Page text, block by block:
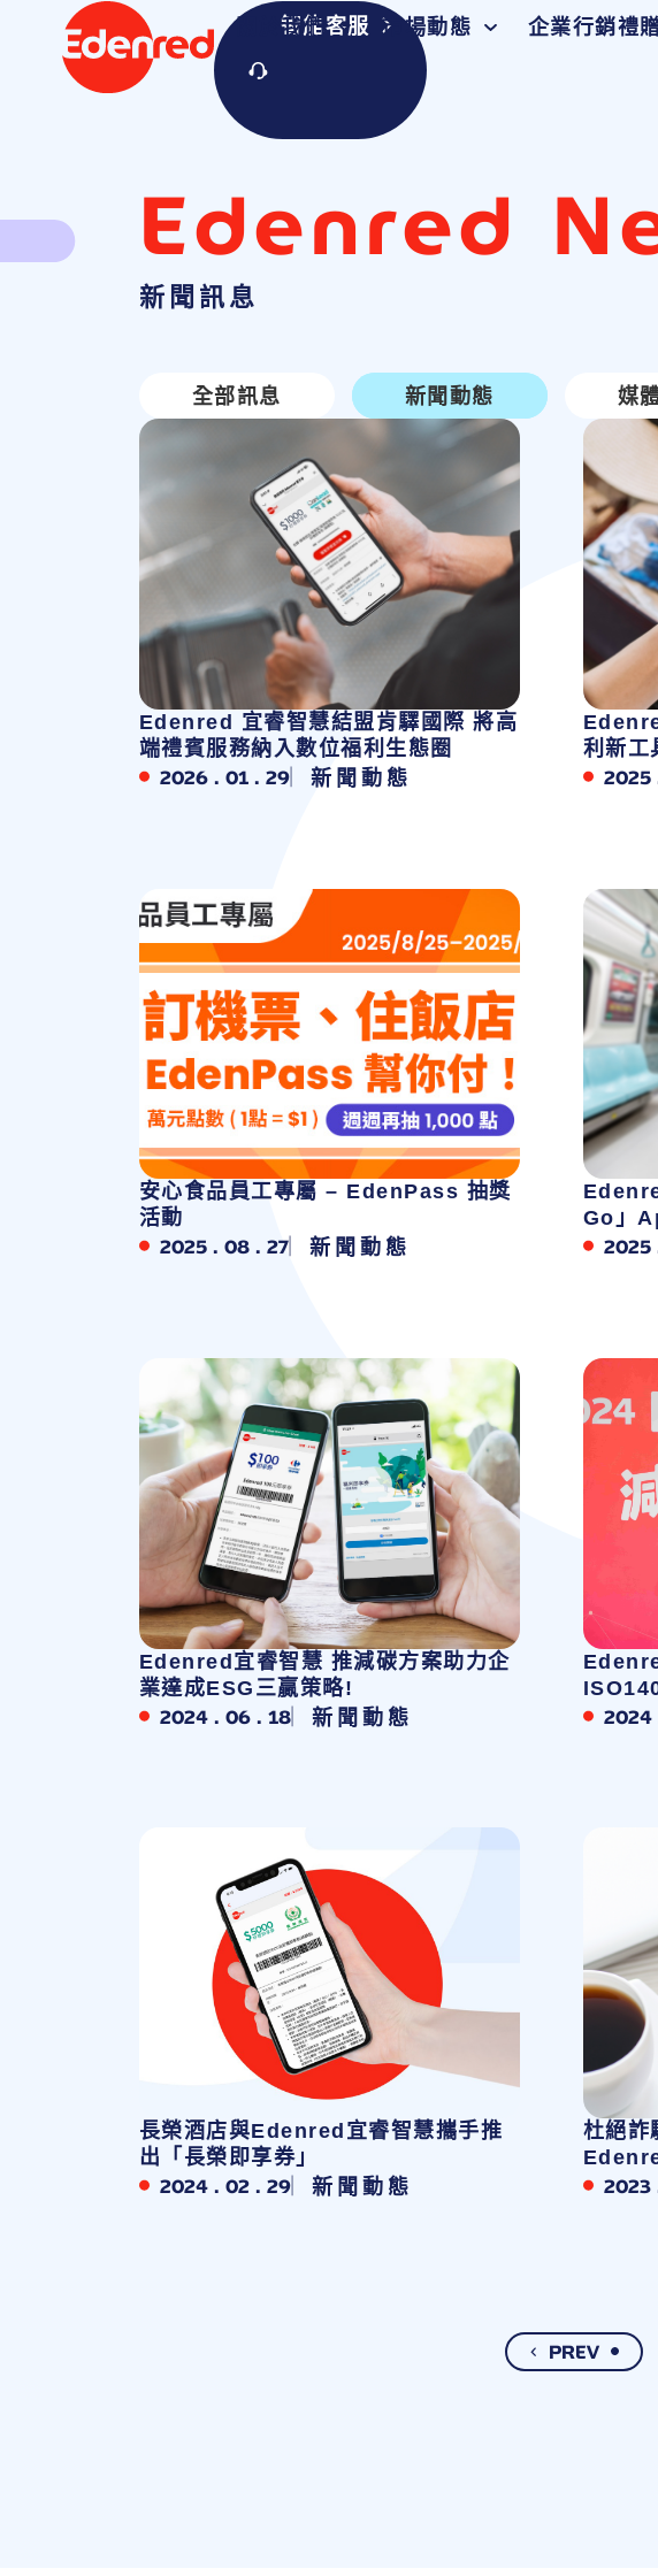
關於我們 市場動態 企業行銷禮
智能客服
Edenred
新聞訊息
全部訊息 新聞動態 媒
Edenred 宜睿智慧結盟肯驛國際 將高
端禮賓服務納入數位福利生態圈
2026 . 01 . 29 新聞動態
利新工
2025
安心食品員工專屬 – EdenPass 抽獎
活動
2025 . 08 . 27 新聞動態
Go」
捷客券
2025
Edenred宜睿智慧 推減碳方案助力企
業達成ESG三贏策略!
2024 . 06 . 18 新聞動態
商 肯
2024
長榮酒店與Edenred宜睿智慧攜手推
出「長榮即享券」
2024 . 02 . 29 新聞動態
杜絕詐
聰明又
2023
PREV